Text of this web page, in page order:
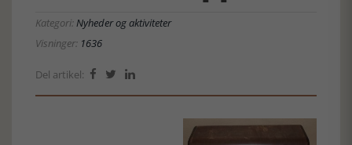
Kategori:Nyheder og aktiviteter
Visninger: 1636
Del artikel:   